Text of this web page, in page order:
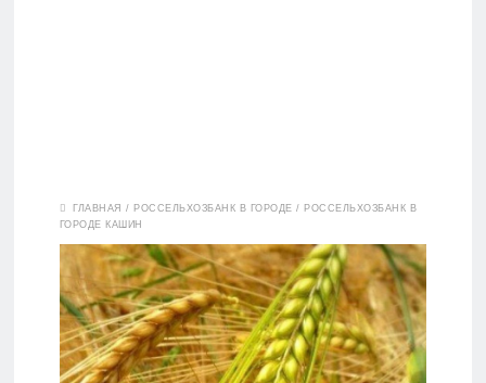
Дебетовые
карты
Кредитные
ГЛАВНАЯ / РОССЕЛЬХОЗБАНК В ГОРОДЕ / РОССЕЛЬХОЗБАНК В
ГОРОДЕ КАШИН